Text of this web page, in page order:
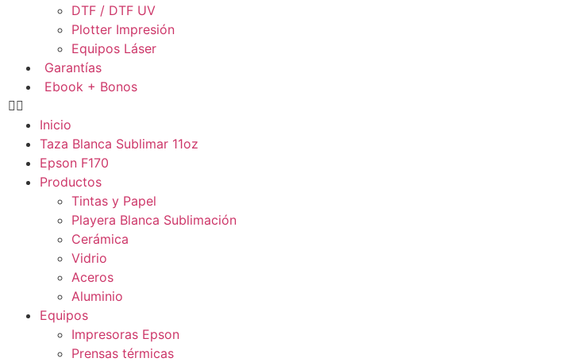
DTF / DTF UV
Plotter Impresión
Equipos Láser
Garantías
Ebook + Bonos
Inicio
Taza Blanca Sublimar 11oz
Epson F170
Productos
Tintas y Papel
Playera Blanca Sublimación
Cerámica
Vidrio
Aceros
Aluminio
Equipos
Impresoras Epson
Prensas térmicas